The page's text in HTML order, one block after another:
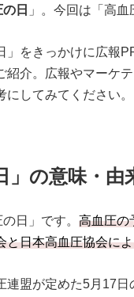
日 」。今回は「高
」をきっかけに広報
紹介。広報やマーケ
してみてください。
」の意味・由
日」です。 高血圧の
と日本高血圧協会に
連盟が定めた5月17